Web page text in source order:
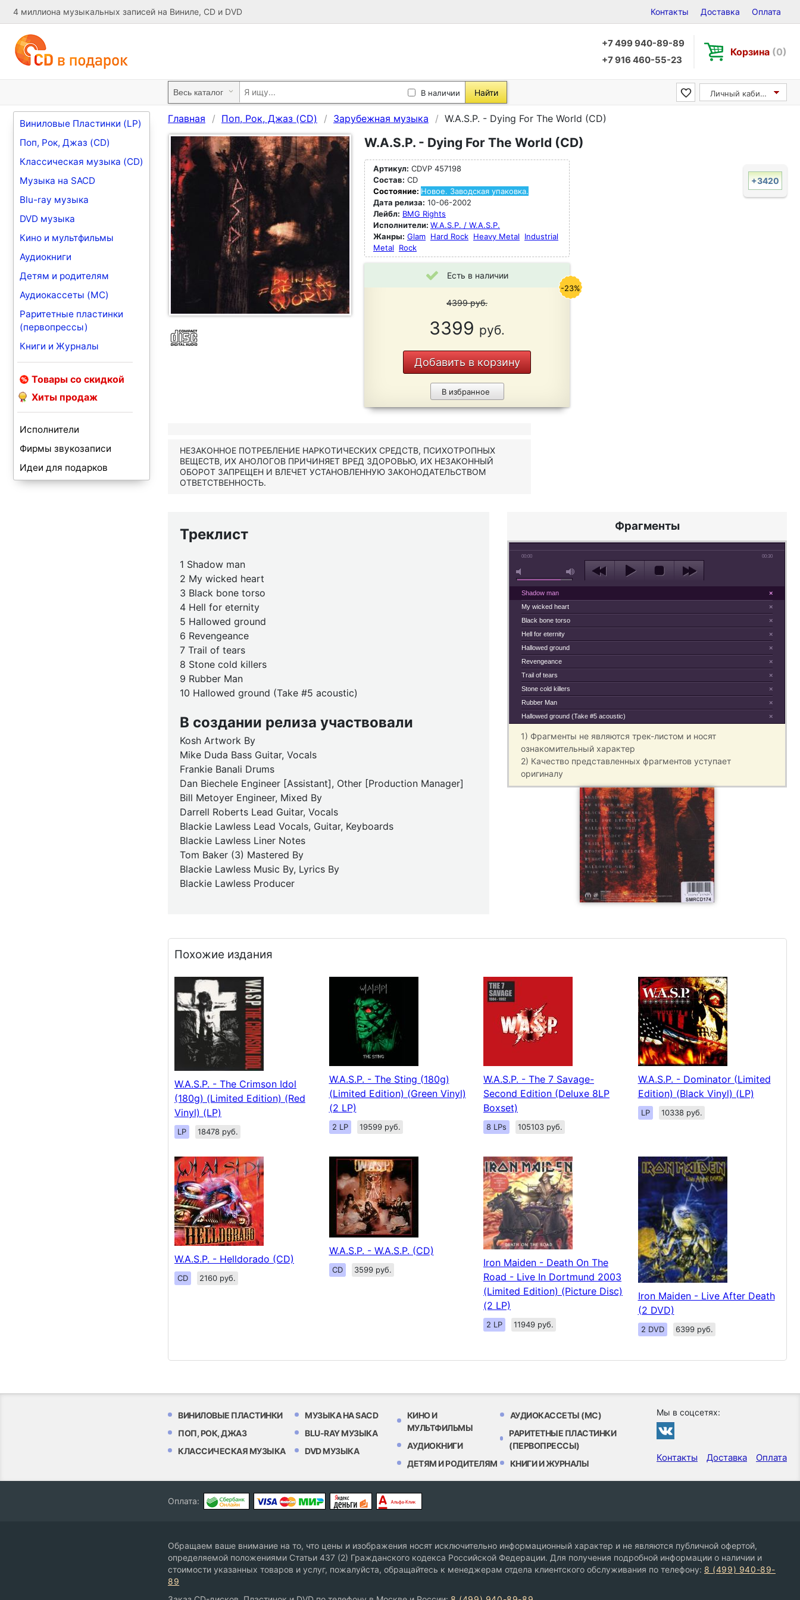
4 миллиона музыкальных записей на Виниле, CD и DVD Контакты Доставка Оплата
+7 499 940-89-89
+7 916 460-55-23
Корзина (0)
В наличии Найти Личный кабинет
Виниловые Пластинки (LP)
Поп, Рок, Джаз (CD)
Классическая музыка (CD)
Музыка на SACD
Blu-ray музыка
DVD музыка
Кино и мультфильмы
Аудиокниги
Детям и родителям
Аудиокассеты (MC)
Раритетные пластинки
(первопрессы)
Книги и Журналы
Товары со скидкой
Хиты продаж
Исполнители
Фирмы звукозаписи
Идеи для подарков
Главная Поп, Рок, Джаз (CD) Зарубежная музыка W.A.S.P. - Dying For The World (CD)
W.A.S.P. - Dying For The World (CD)
Артикул: CDVP 457198
Состав: CD
Состояние: Новое. Заводская упаковка.
Дата релиза: 10-06-2002
Лейбл: BMG Rights
Исполнители: W.A.S.P. / W.A.S.P.
Жанры: Glam Hard Rock Heavy Metal
Industrial
Metal
Rock
Есть в наличии
4399руб.
3399 руб.
Добавить в корзину
В избранное
-23%
+3420
НЕЗАКОННОЕ ПОТРЕБЛЕНИЕ НАРКОТИЧЕСКИХ СРЕДСТВ, ПСИХОТРОПНЫХ
ВЕЩЕСТВ, ИХ АНОЛОГОВ ПРИЧИНЯЕТ ВРЕД ЗДОРОВЬЮ, ИХ НЕЗАКОННЫЙ
ОБОРОТ ЗАПРЕЩЕН И ВЛЕЧЕТ УСТАНОВЛЕННУЮ ЗАКОНОДАТЕЛЬСТВОМ
ОТВЕТСТВЕННОСТЬ.
Треклист
1 Shadow man
2 My wicked heart
3 Black bone torso
4 Hell for eternity
5 Hallowed ground
6 Revengeance
7 Trail of tears
8 Stone cold killers
9 Rubber Man
10 Hallowed ground (Take #5 acoustic)
В создании релиза участвовали
Kosh Artwork By
Mike Duda Bass Guitar, Vocals
Frankie Banali Drums
Dan Biechele Engineer [Assistant], Other [Production Manager]
Bill Metoyer Engineer, Mixed By
Darrell Roberts Lead Guitar, Vocals
Blackie Lawless Lead Vocals, Guitar, Keyboards
Blackie Lawless Liner Notes
Tom Baker (3) Mastered By
Blackie Lawless Music By, Lyrics By
Blackie Lawless Producer
Фрагменты
00:00 00:30
×
Shadow man
×
My wicked heart
×
Black bone torso
×
Hell for eternity
×
Hallowed ground
×
Revengeance
×
Trail of tears
×
Stone cold killers
×
Rubber Man
×
Hallowed ground (Take #5 acoustic)
1) Фрагменты не являются трек-листом и носят
ознакомительный характер
2) Качество представленных фрагментов уступает
оригиналу
Похожие издания
W.A.S.P. - The Crimson Idol
(180g) (Limited Edition) (Red
Vinyl) (LP)
LP 18478 руб.
W.A.S.P. - The Sting (180g)
(Limited Edition) (Green Vinyl)
(2 LP)
2 LP 19599 руб.
W.A.S.P. - The 7 Savage-
Second Edition (Deluxe 8LP
Boxset)
8 LPs 105103 руб.
W.A.S.P. - Dominator (Limited
Edition) (Black Vinyl) (LP)
LP 10338 руб.
W.A.S.P. - Helldorado (CD)
CD 2160 руб.
W.A.S.P. - W.A.S.P. (CD)
CD 3599 руб.
Iron Maiden - Death On The
Road - Live In Dortmund 2003
(Limited Edition) (Picture Disc)
(2 LP)
2 LP 11949 руб.
Iron Maiden - Live After Death
(2 DVD)
2 DVD 6399 руб.
ВИНИЛОВЫЕ ПЛАСТИНКИ
ПОП, РОК, ДЖАЗ
КЛАССИЧЕСКАЯ МУЗЫКА
МУЗЫКА НА SACD
BLU-RAY МУЗЫКА
DVD МУЗЫКА
КИНО И
МУЛЬТФИЛЬМЫ
АУДИОКНИГИ
ДЕТЯМ И РОДИТЕЛЯМ
АУДИОКАССЕТЫ (MC)
РАРИТЕТНЫЕ ПЛАСТИНКИ
(ПЕРВОПРЕССЫ)
КНИГИ И ЖУРНАЛЫ
Мы в соцсетях:
Контакты Доставка Оплата
Оплата:
Обращаем ваше внимание на то, что цены и изображения носят исключительно информационный характер и не являются публичной офертой,
определяемой положениями Статьи 437 (2) Гражданского кодекса Российской Федерации. Для получения подробной информации о наличии и
стоимости указанных товаров и услуг, пожалуйста, обращайтесь к менеджерам отдела клиентского обслуживания по телефону: 8 (499) 940-89-
89